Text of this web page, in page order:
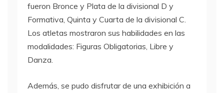
fueron Bronce y Plata de la divisional D y
Formativa, Quinta y Cuarta de la divisional C.
Los atletas mostraron sus habilidades en las
modalidades: Figuras Obligatorias, Libre y
Danza.
Además, se pudo disfrutar de una exhibición a